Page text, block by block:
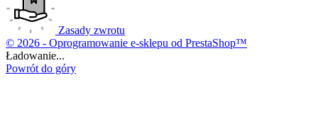
Zasady zwrotu
© 2026 - Oprogramowanie e-sklepu od PrestaShop™
Ładowanie...
Powrót do góry